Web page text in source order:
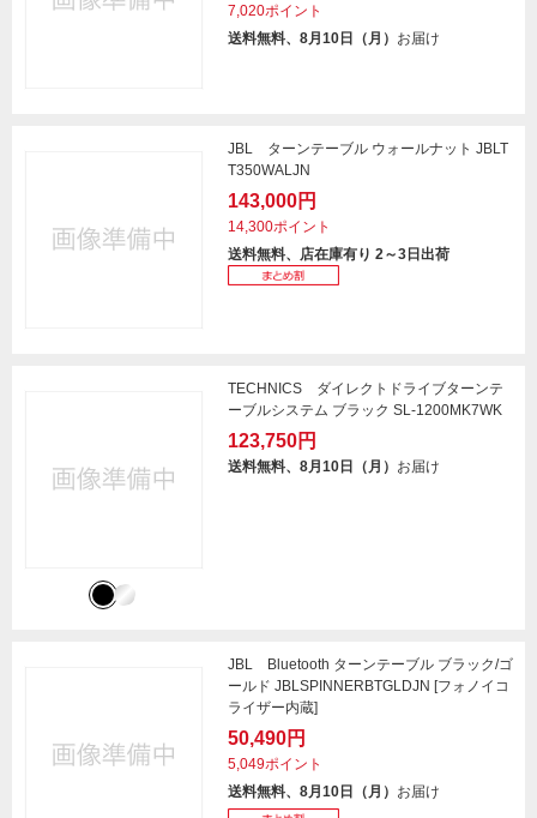
7,020ポイント
送料無料、8月10日（月） お届け
JBL ターンテーブル ウォールナット JBLT
T350WALJN
143,000円
14,300ポイント
送料無料、店在庫有り 2～3日出荷
TECHNICS ダイレクトドライブターンテ
ーブルシステム ブラック SL-1200MK7WK
123,750円
送料無料、8月10日（月） お届け
JBL Bluetooth ターンテーブル ブラック/ゴ
ールド JBLSPINNERBTGLDJN [フォノイコ
ライザー内蔵]
50,490円
5,049ポイント
送料無料、8月10日（月） お届け